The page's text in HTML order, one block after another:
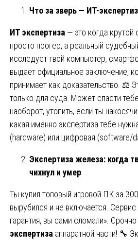
Что за зверь — ИТ-
ИТ экспертиза — это когда крутой
просто прогер, а реальный
исследует твой компьютер,
выдаёт официальное заключение,
принимает как доказательство. ⚖️
только для суда. Может спасти
наоборот, утопить, если ты
какая именно экспертиза тебе
(hardware) или цифровая (software/
Экспертиза железа: когда
чихнул и умер
Ты купил топовый игровой ПК за
вырубился и не включается. Сервис
гарантия, вы сами сломали».
экспертиза аппаратной части! 🔧